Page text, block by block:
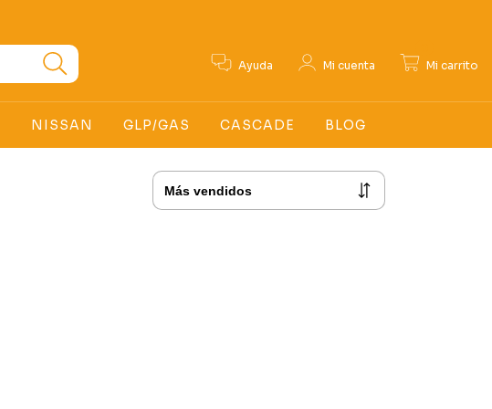
Ayuda Mi cuenta Mi carrito
NISSAN GLP/GAS CASCADE BLOG